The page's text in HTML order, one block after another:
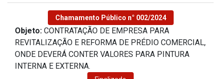
Chamamento Público n° 002/2024
Objeto: CONTRATAÇÃO DE EMPRESA PARA
REVITALIZAÇÃO E REFORMA DE PRÉDIO COMERCIAL,
ONDE DEVERÁ CONTER VALORES PARA PINTURA
INTERNA E EXTERNA.